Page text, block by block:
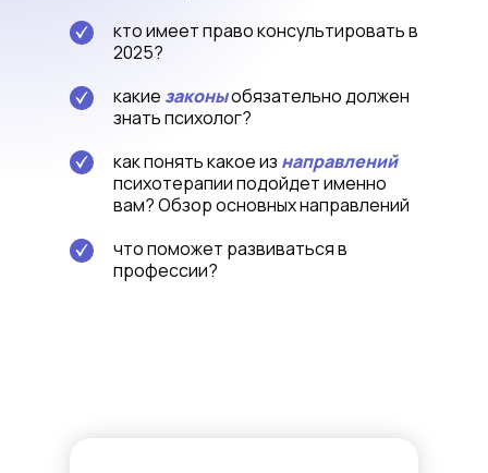
кто имеет правоконсультировать в
2025?
какие законыобязательно должен
знать психолог?
как понять какое из направлений
психотерапии подойдет именно
вам? Обзор основных направлений
что поможет развиваться в
профессии?